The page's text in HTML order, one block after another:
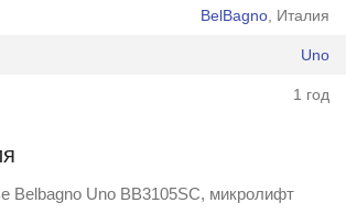
BelBagno , Италия
Uno
1 год
Belbagno Uno BB3105SC, микролифт